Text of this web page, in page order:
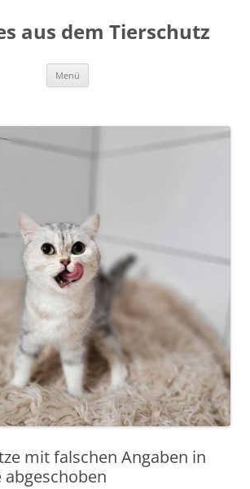
aus dem Tierschutz
Menü
mit falschen Angaben in